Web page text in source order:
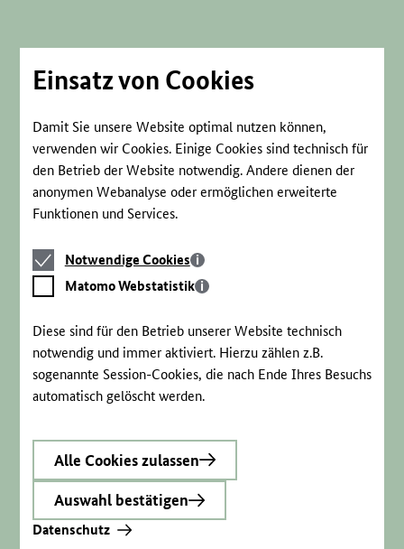
Einsatz von Cookies
Damit Sie unsere Website optimal nutzen können,
verwenden wir Cookies. Einige Cookies sind technisch für
den Betrieb der Website notwendig. Andere dienen der
anonymen Webanalyse oder ermöglichen erweiterte
Funktionen und Services.
Notwendige
Cookies
Notwendige Cookies
Matomo
Webstatistik
Matomo Webstatistik
Diese sind für den Betrieb unserer Website technisch
notwendig und immer aktiviert. Hierzu zählen z.B.
sogenannte Session-Cookies, die nach Ende Ihres Besuchs
automatisch gelöscht werden.
Alle Cookies zulassen
Auswahl bestätigen
Datenschutz